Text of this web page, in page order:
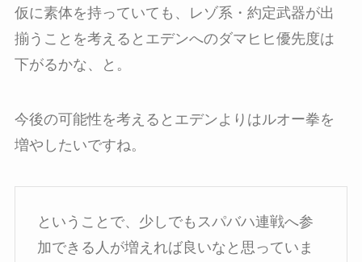
仮に素体を持っていても、レゾ系・約定武器が出
揃うことを考えるとエデンへのダマヒヒ優先度は
下がるかな、と。
今後の可能性を考えるとエデンよりはルオー拳を
増やしたいですね。
ということで、少しでもスパバハ連戦へ参
加できる人が増えれば良いなと思っていま